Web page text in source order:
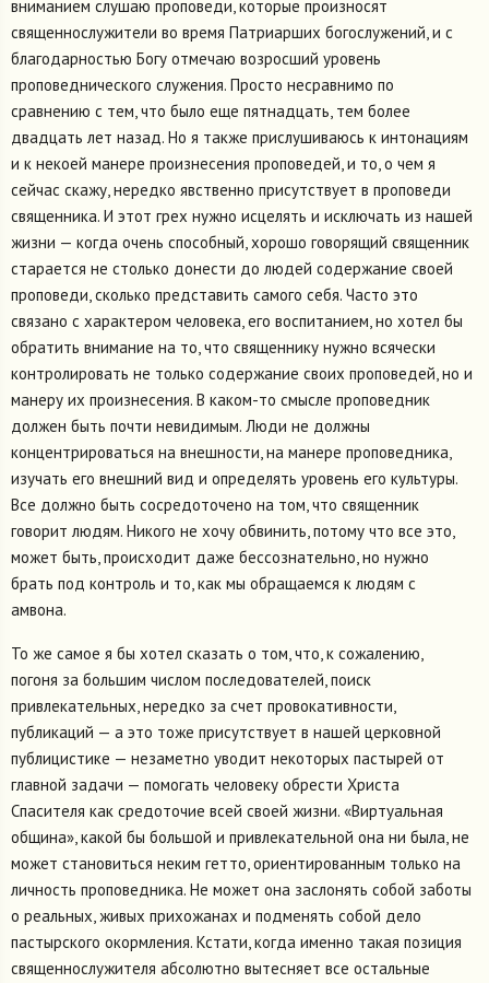
вниманием слушаю проповеди, которые произносят
священнослужители во время Патриарших богослужений, и с
благодарностью Богу отмечаю возросший уровень
проповеднического служения. Просто несравнимо по
сравнению с тем, что было еще пятнадцать, тем более
двадцать лет назад. Но я также прислушиваюсь к интонациям
и к некоей манере произнесения проповедей, и то, о чем я
сейчас скажу, нередко явственно присутствует в проповеди
священника. И этот грех нужно исцелять и исключать из нашей
жизни — когда очень способный, хорошо говорящий священник
старается не столько донести до людей содержание своей
проповеди, сколько представить самого себя. Часто это
связано с характером человека, его воспитанием, но хотел бы
обратить внимание на то, что священнику нужно всячески
контролировать не только содержание своих проповедей, но и
манеру их произнесения. В каком-то смысле проповедник
должен быть почти невидимым. Люди не должны
концентрироваться на внешности, на манере проповедника,
изучать его внешний вид и определять уровень его культуры.
Все должно быть сосредоточено на том, что священник
говорит людям. Никого не хочу обвинить, потому что все это,
может быть, происходит даже бессознательно, но нужно
брать под контроль и то, как мы обращаемся к людям с
амвона.
То же самое я бы хотел сказать о том, что, к сожалению,
погоня за большим числом последователей, поиск
привлекательных, нередко за счет провокативности,
публикаций — а это тоже присутствует в нашей церковной
публицистике — незаметно уводит некоторых пастырей от
главной задачи — помогать человеку обрести Христа
Спасителя как средоточие всей своей жизни. «Виртуальная
община», какой бы большой и привлекательной она ни была, не
может становиться неким гетто, ориентированным только на
личность проповедника. Не может она заслонять собой заботы
о реальных, живых прихожанах и подменять собой дело
пастырского окормления. Кстати, когда именно такая позиция
священнослужителя абсолютно вытесняет все остальные